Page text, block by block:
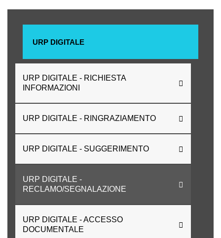
URP DIGITALE
URP DIGITALE - RICHIESTA
INFORMAZIONI
URP DIGITALE - RINGRAZIAMENTO
URP DIGITALE - SUGGERIMENTO
URP DIGITALE -
RECLAMO/SEGNALAZIONE
URP DIGITALE - ACCESSO
DOCUMENTALE